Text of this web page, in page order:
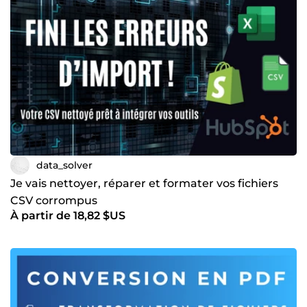
data_solver
Je vais nettoyer, réparer et formater vos fichiers
CSV corrompus
À partir de 18,82 $US